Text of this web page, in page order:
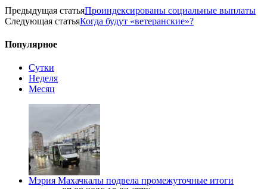
Предыдущая статьяПроиндексированы социальные выплаты
Следующая статьяКогда будут «ветеранские»?
Популярное
Сутки
Неделя
Месяц
Мэрия Махачкалы подвела промежуточные итоги